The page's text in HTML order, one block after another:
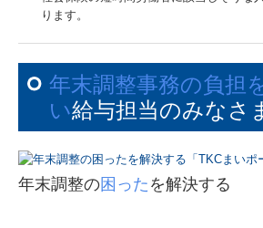
ります。
年末調整事務の負担
い給与担当のみなさ
年末調整の困った を解決する